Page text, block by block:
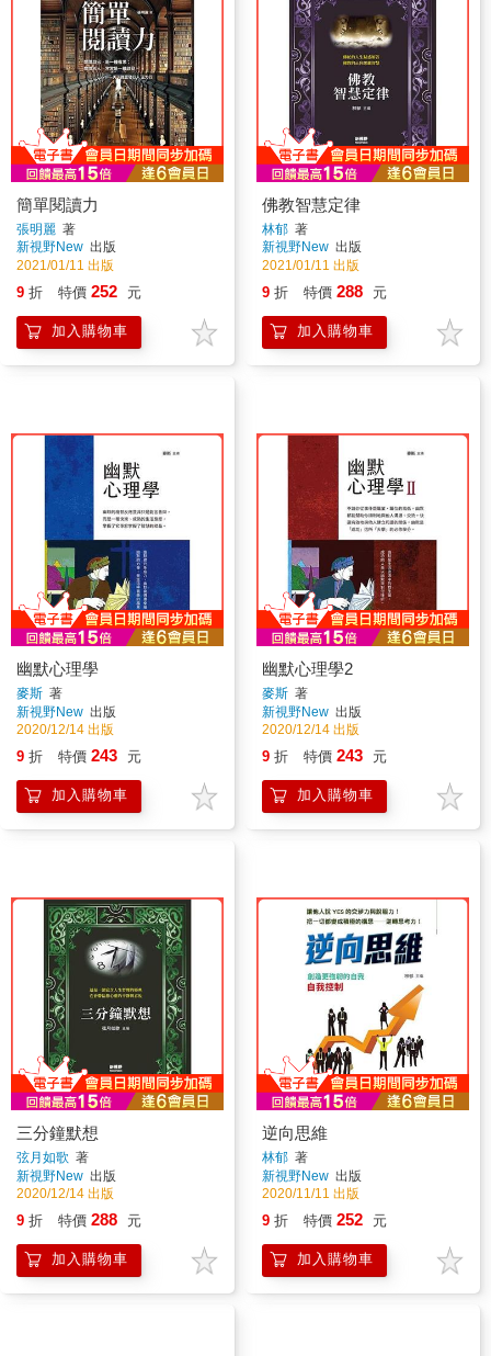
簡單閱讀力
張明麗 著
新視野New 出版
2021/01/11 出版
9 折 特價 252 元
加入購物車
佛教智慧定律
林郁 著
新視野New 出版
2021/01/11 出版
9 折 特價 288 元
加入購物車
幽默心理學
麥斯 著
新視野New 出版
2020/12/14 出版
9 折 特價 243 元
加入購物車
幽默心理學2
麥斯 著
新視野New 出版
2020/12/14 出版
9 折 特價 243 元
加入購物車
三分鐘默想
弦月如歌 著
新視野New 出版
2020/12/14 出版
9 折 特價 288 元
加入購物車
逆向思維
林郁 著
新視野New 出版
2020/11/11 出版
9 折 特價 252 元
加入購物車